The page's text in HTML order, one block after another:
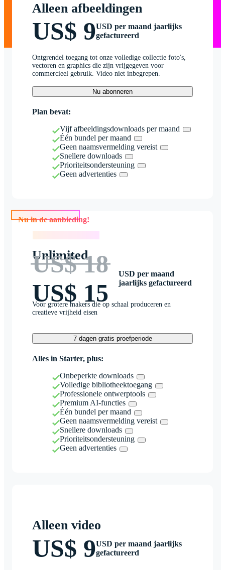
Alleen afbeeldingen
US$ 9USD per maand jaarlijks
gefactureerd
Ontgrendel toegang tot onze volledige collectie foto's,
vectoren en graphics die zijn vrijgegeven voor
commercieel gebruik. Video niet inbegrepen.
Nu abonneren
Plan bevat:
Vijf afbeeldingsdownloads per maand
Één bundel per maand
Geen naamsvermelding vereist
Snellere downloads
Prioriteitsondersteuning
Geen advertenties
Nu in de aanbieding!
Unlimited
US$ 18
US$ 15
USD per maand
jaarlijks gefactureerd
Voor grotere makers die op schaal produceren en
creatieve vrijheid eisen
7 dagen gratis proefperiode
Alles in Starter, plus:
Onbeperkte downloads
Volledige bibliotheektoegang
Professionele ontwerptools
Premium AI-functies
Één bundel per maand
Geen naamsvermelding vereist
Snellere downloads
Prioriteitsondersteuning
Geen advertenties
Alleen video
US$ 9USD per maand jaarlijks
gefactureerd